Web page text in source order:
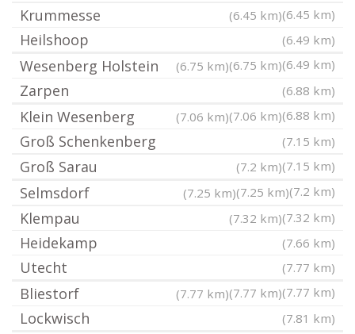
(6.45 km)
Krummesse (6.45 km)
Heilshoop
(6.49 km)
(6.49 km)
(6.75 km)
Wesenberg Holstein (6.75 km)
Zarpen
(6.88 km)
(6.88 km)
(7.06 km)
Klein Wesenberg (7.06 km)
Groß Schenkenberg
(7.15 km)
(7.15 km)
Groß Sarau
(7.2 km)
(7.2 km)
(7.25 km)
Selmsdorf
(7.25 km)
(7.32 km)
Klempau (7.32 km)
Heidekamp (7.66 km)
Utecht
(7.77 km)
(7.77 km)
(7.77 km)
Bliestorf (7.77 km)
Lockwisch
(7.81 km)